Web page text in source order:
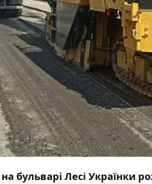
бульварі Лесі Українки